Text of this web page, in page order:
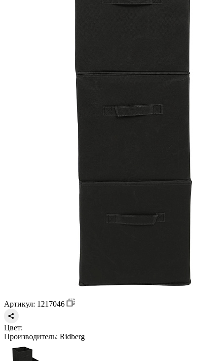
Артикул: 1217046
Цвет:
Производитель: Ridberg